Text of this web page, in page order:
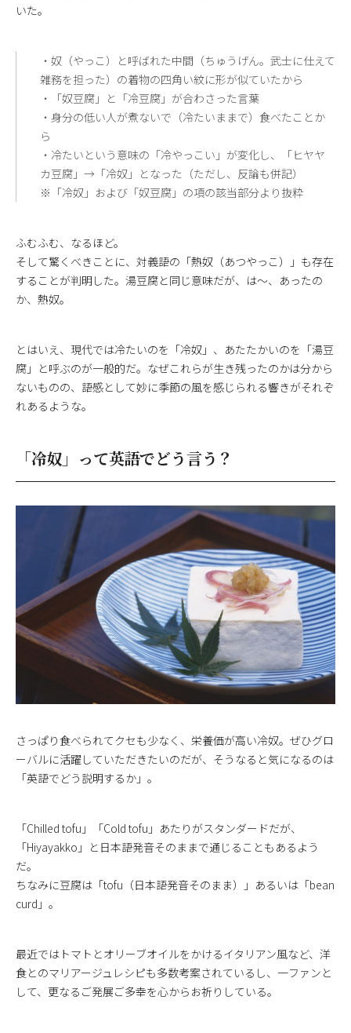
いた。
・奴（やっこ）と呼ばれた中間（ちゅうげん。武士に仕えて
雑務を担った）の着物の四角い紋に形が似ていたから
・「奴豆腐」と「冷豆腐」が合わさった言葉
・身分の低い人が煮ないで（冷たいままで）食べたことか
ら
・冷たいという意味の「冷やっこい」が変化し、「ヒヤヤ
カ豆腐」→「冷奴」となった（ただし、反論も併記）
※「冷奴」および「奴豆腐」の項の該当部分より抜粋
ふむふむ、なるほど。
そして驚くべきことに、対義語の「熱奴（あつやっこ）」も存在
することが判明した。湯豆腐と同じ意味だが、は～、あったの
か、熱奴。
とはいえ、現代では冷たいのを「冷奴」、あたたかいのを「湯豆
腐」と呼ぶのが一般的だ。なぜこれらが生き残ったのかは分から
ないものの、語感として妙に季節の風を感じられる響きがそれぞ
れあるような。
「冷奴」って英語でどう言う？
さっぱり食べられてクセも少なく、栄養価が高い冷奴。ぜひグロ
ーバルに活躍していただきたいのだが、そうなると気になるのは
「英語でどう説明するか」。
「Chilled tofu」「Cold tofu」あたりがスタンダードだが、
「Hiyayakko」と日本語発音そのままで通じることもあるよう
だ。
ちなみに豆腐は「tofu（日本語発音そのまま）」あるいは「bean
curd」。
最近ではトマトとオリーブオイルをかけるイタリアン風など、洋
食とのマリアージュレシピも多数考案されているし、一ファンと
して、更なるご発展ご多幸を心からお祈りしている。